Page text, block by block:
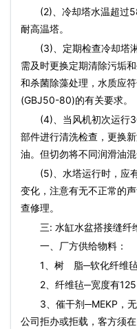
(2)、冷却塔水温超过
耐高温塔。
(3)、定期检查冷却塔淋
需及时更换定期清除污垢
和杀菌除藻处理，水质应
(GBJ50-80)的有关要求。
(4)、当风机初次运行
部件进行清洗检查，更换
油。但切勿将不同润滑油混
(5)、水塔运行时，应有
变化，注意有无不正常的
查修理。
三: 水缸水盆搭接缝纤
一、厂方供给物料：
1、树 脂─软化纤维毡
2、纤维毡─宽度有125
3、催干剂─MEKP，无
公司拒办或拒载，客方须在